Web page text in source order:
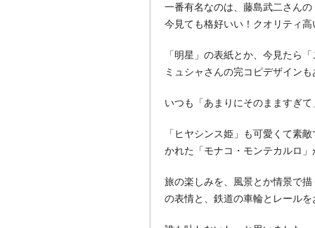
一番有名なのは、藤島武二さん
今見ても格好いい！クオリティ
「明星」の表紙とか、今見たら
ミュシャさんの完コピデザイン
いつも「あまりにそのまますぎ
「ヒヤシンス姫」も可愛くて素
かれた「モナコ・モンテカルロ
旅の楽しみを、風景とか情景で
の表情と、鉄道の車輪とレール